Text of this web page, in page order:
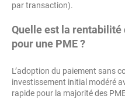
par transaction).
Quelle est la rentabilité
pour une PME ?
L’adoption du paiement sans
investissement initial modéré
rapide pour la majorité des